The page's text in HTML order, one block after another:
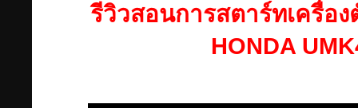
รีวิวสอนการสตาร์ทเครื่อ
HONDA